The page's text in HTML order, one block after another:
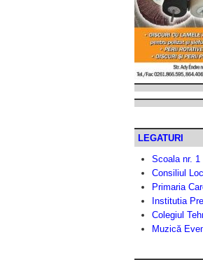
LEGATURI
Scoala nr. 1
Consiliul
Primaria
Institutia
Colegiul
Muzică